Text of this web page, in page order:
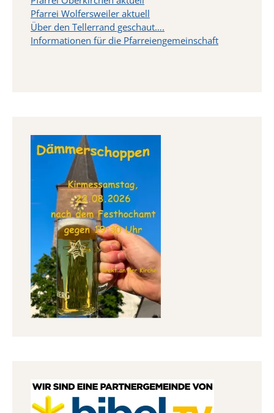
Pfarrei Wolfersweiler aktuell
Über den Tellerrand geschaut….
Informationen für die Pfarreiengemeinschaft